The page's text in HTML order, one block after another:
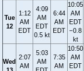
Tue
12
1:12
AM
EDT
4:09
AM
EDT
0.5 kt
6:44
AM
EDT
10:05
AM
EDT
−0.8
kt
Wed
2:07
AM
5:03
AM
7:35
AM
10:50
AM
EDT